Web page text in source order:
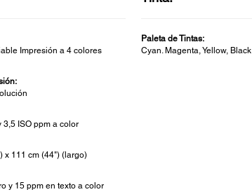
Impresión a 4 colores
3,5 ISO ppm a color
x 111 cm (44") (largo)
y 15 ppm en texto a color
Paleta de Tintas:
Cyan. Magenta, Yellow, Black